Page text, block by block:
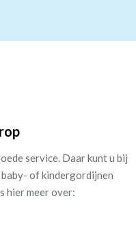
service. Daar kunt u bij
of kindergordijnen
hier meer over: